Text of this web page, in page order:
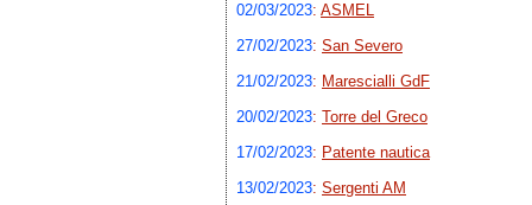
02/03/2023: ASMEL
27/02/2023: San Severo
21/02/2023: Marescialli GdF
20/02/2023: Torre del Greco
17/02/2023: Patente nautica
13/02/2023: Sergenti AM